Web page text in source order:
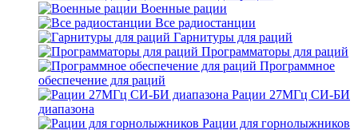
Военные рации
Все радиостанции
Гарнитуры для раций
Программаторы для раций
Программное
обеспечение для раций
Рации 27МГц СИ-БИ
диапазона
Рации для горнолыжников